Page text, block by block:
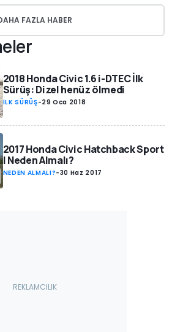
FAZLA HABER
2018 Honda Civic 1.6 i-DTEC İlk
Sürüş: Dizel henüz ölmedi
İLK SÜRÜŞ-29 Oca 2018
2017 Honda Civic Hatchback Sport
| Neden Almalı?
NEDEN ALMALI?-30 Haz 2017